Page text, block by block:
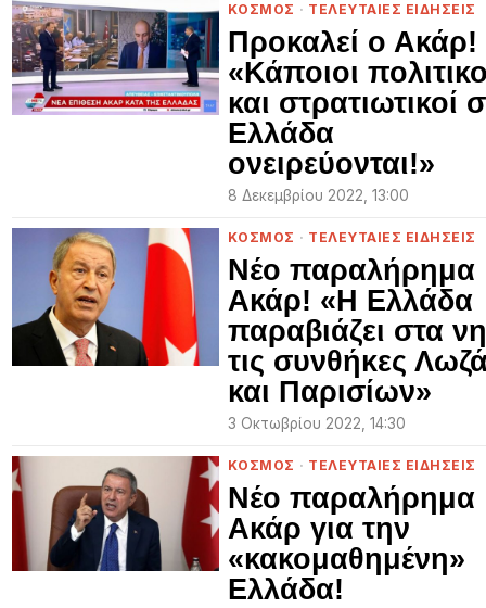
ΚΟΣΜΟΣ · ΤΕΛΕΥΤΑΙΕΣ ΕΙΔΗΣΕΙΣ
Προκαλεί ο Ακάρ!
«Κάποιοι
και στρατιωτικοί
Ελλάδα
ονειρεύονται!»
8 Δεκεμβρίου 2022, 13:00
ΚΟΣΜΟΣ · ΤΕΛΕΥΤΑΙΕΣ ΕΙΔΗΣΕΙΣ
Νέο παραλήρημα
Ακάρ! «Η Ελλάδα
παραβιάζει στα
τις συνθήκες
και Παρισίων»
3 Οκτωβρίου 2022, 14:30
ΚΟΣΜΟΣ · ΤΕΛΕΥΤΑΙΕΣ ΕΙΔΗΣΕΙΣ
Νέο παραλήρημα
Ακάρ για την
«κακομαθημένη»
Ελλάδα!